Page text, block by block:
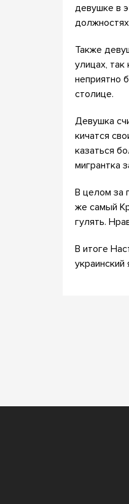
девушке в
Также
улицах,
неприятно
столице.
Девушка
кичатся
казаться
мигрантка
В целом за
же самый
гулять.
В итоге